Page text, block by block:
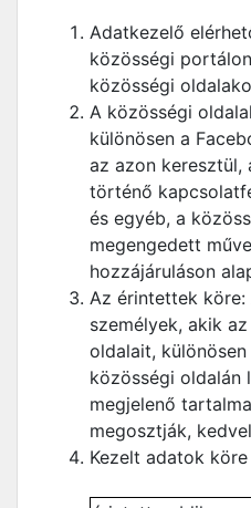
Adatkezelő
közösségi
közösségi
A közösségi
különösen a
az azon keresztül,
történő
és egyéb, a
megengedett
hozzájáruláson
Az érintettek
személyek, akik
oldalait,
közösségi oldalán
megjelenő
megosztják,
Kezelt adatok